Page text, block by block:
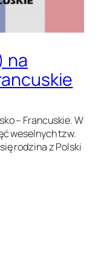
na
– Francuskie. W
weselnych tzw.
rodzina z Polski